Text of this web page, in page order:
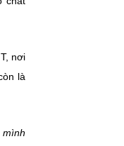
nơi
là
mình